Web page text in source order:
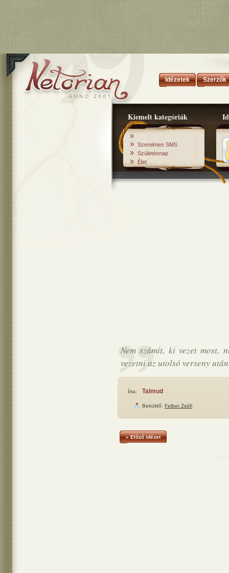
Idézetek Szerzők
Kiemelt kategóriák
»
» Szerelmes SMS
» Születésnap
» Élet
Nem számít, ki vezet most,
vezetni az utolsó verseny
Írta: Talmud
Beküldő: Felber Zsófi
« Előző idézet